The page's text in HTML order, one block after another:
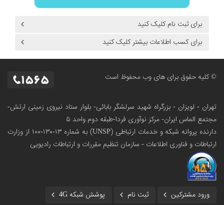
برای ثبت نام کلیک کنید
برای کسب اطلاعات بیشتر کلیک کنید
© کلیه حقوق برای های وب محفوظ است
تهران - لویزان - بزرگراه شهید سرلشگر بابائی- بلوار ستاد نیروی زمینی ارتش-
مجتمع الماس ایران- مرکز نوآوری فردا-طبقه دوم واحد ۵
دارنده پروانه شبکه و خدمات ارتباطی (UNSP) به شماره ۱۳-۱۳۰-۱۰۰
از وزارت
ارتباطات و فناوری اطلاعات - سازمان تنظیم مقررات و ارتباطات رادیویی
ورود مشترکین ثبت نام پوشش شبکه 4G